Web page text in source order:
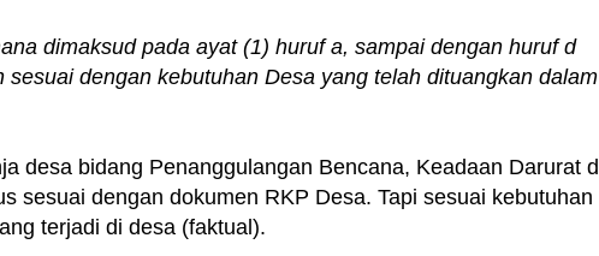
dimaksud pada ayat (1) huruf a, sampai dengan huruf d
dengan kebutuhan Desa yang telah dituangkan dalam
desa bidang Penanggulangan Bencana, Keadaan Darurat
sesuai dengan dokumen RKP Desa. Tapi sesuai kebutuhan
terjadi di desa (faktual).